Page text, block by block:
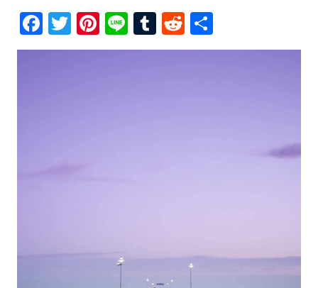
Facebook
Twitter
Pinterest
LineTumblr
Reddit
有